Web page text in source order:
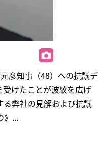
彦知事（48）への抗議デ
けたことが波紋を広げ
る弊社の見解および抗議
》...